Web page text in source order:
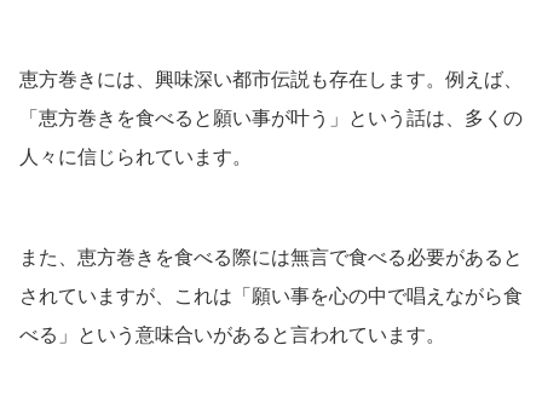
恵方巻きには、興味深い都市伝説も存在します。例えば、
「恵方巻きを食べると願い事が叶う」という話は、多くの
人々に信じられています。
また、恵方巻きを食べる際には無言で食べる必要があると
されていますが、これは「願い事を心の中で唱えながら食
べる」という意味合いがあると言われています。